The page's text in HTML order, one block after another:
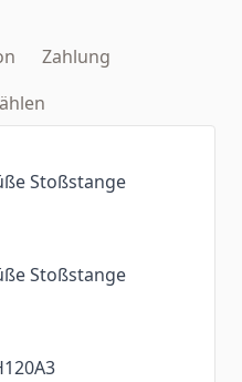
Zahlung
Stoßstange
Stoßstange